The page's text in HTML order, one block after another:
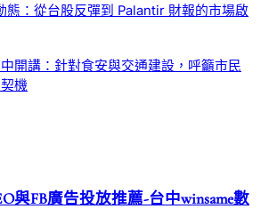
態：從台股反彈到 Palantir 財報的市場啟
開講：針對食安與交通建設，呼籲市民
機
與FB廣告投放推薦-台中winsame數